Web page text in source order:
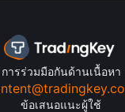
การร่วมมือกันด้านเนื้อหา
ข้อเสนอแนะผู้ใช้